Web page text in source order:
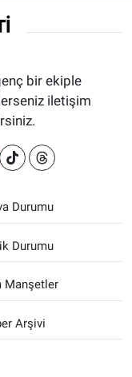
bir ekiple
iletişim
Durumu
Durumu
Manşetler
Arşivi